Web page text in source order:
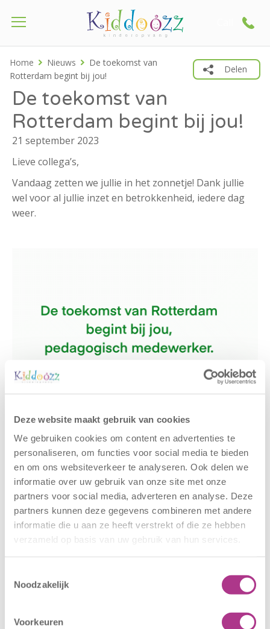
Deze website maakt gebruik van cookies
We gebruiken cookies om content en advertenties te
personaliseren, om functies voor social media te bieden
en om ons websiteverkeer te analyseren. Ook delen we
informatie over uw gebruik van onze site met onze
partners voor social media, adverteren en analyse. Deze
partners kunnen deze gegevens combineren met andere
informatie die u aan ze heeft verstrekt of die ze hebben
verzameld op basis van uw gebruik van hun services.
Noodzakelijk
Voorkeuren
Home Nieuws
De toekomst van
Rotterdam begint bij jou!
Delen
De toekomst van
Rotterdam begint bij jou!
21 september 2023
Lieve collega’s,
Vandaag zetten we jullie in het zonnetje! Dank jullie
wel voor al jullie inzet en betrokkenheid, iedere dag
weer.
Gerelateerde berichten
– Sport BSO